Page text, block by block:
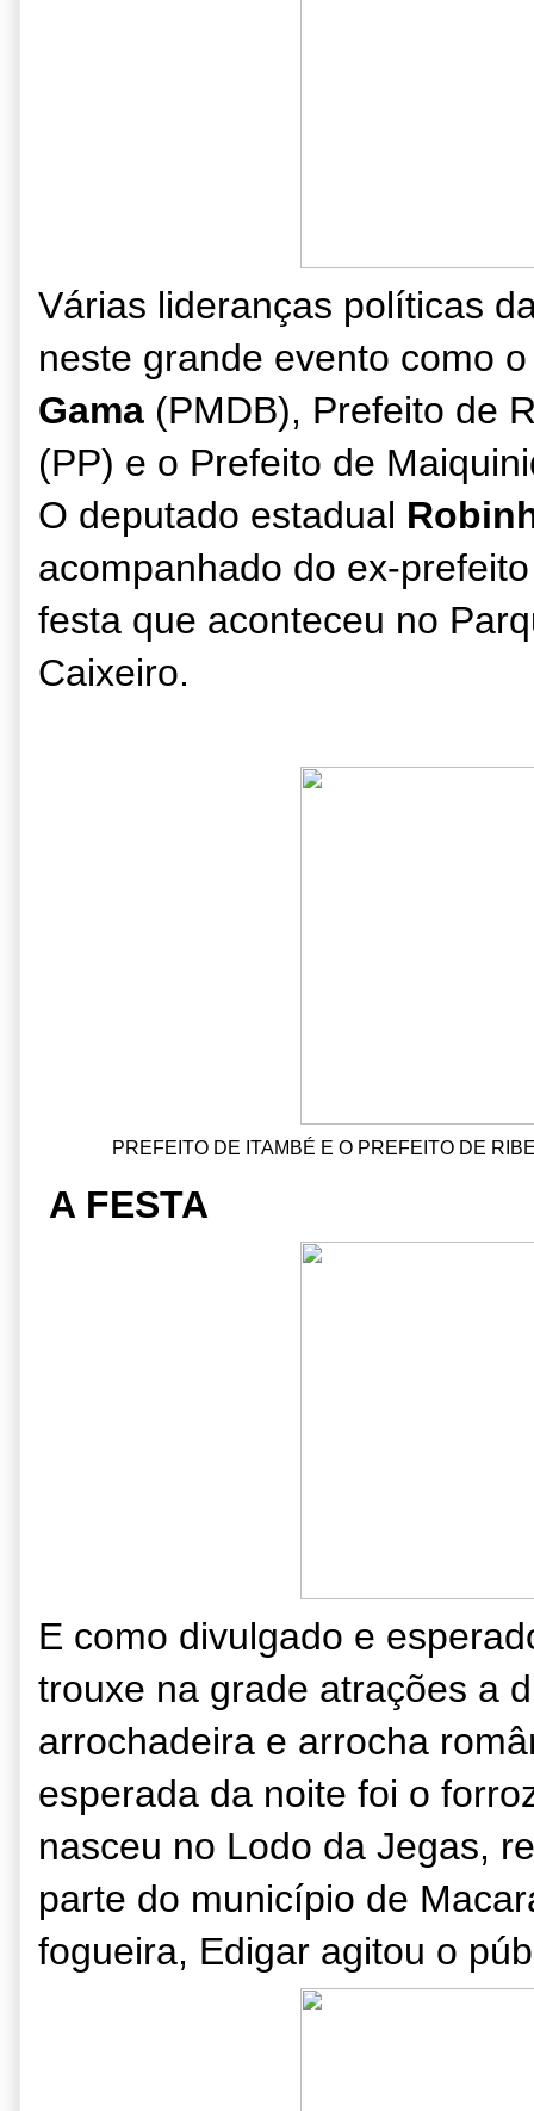
Várias lideranças políticas
neste grande evento como
Gama (PMDB), Prefeito de
(PP) e o Prefeito de
O deputado estadual
acompanhado do ex-
festa que aconteceu no
Caixeiro.
PREFEITO DE ITAMBÉ E O PREFEITO DE
A FESTA
E como divulgado e
trouxe na grade atrações a
arrochadeira e arrocha
esperada da noite foi o
nasceu no Lodo da Jegas,
parte do município de
fogueira, Edigar agitou o